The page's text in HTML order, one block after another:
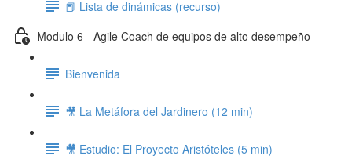
📕 Lista de dinámicas (recurso)
Modulo 6 - Agile Coach de equipos de alto desempeño
Bienvenida
🎥 La Metáfora del Jardinero (12 min)
🎥 Estudio: El Proyecto Aristóteles (5 min)